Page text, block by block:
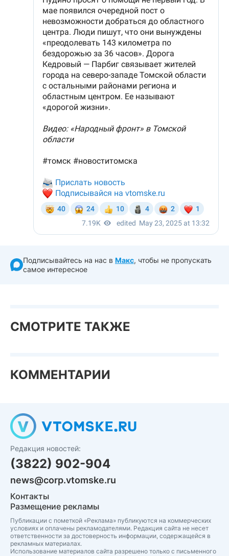
Подписывайтесь на нас в Макс, чтобы не пропускать
самое интересное
СМОТРИТЕ ТАКЖЕ
КОММЕНТАРИИ
Редакция новостей:
(3822) 902-904
news@corp.vtomske.ru
Контакты
Размещение рекламы
Публикации с пометкой «Реклама» публикуются на коммерческих
условиях и оплачены рекламодателями. Редакция сайта не несет
ответственности за достоверность информации, содержащейся в
рекламных материалах.
Использование материалов сайта разрешено только с письменного